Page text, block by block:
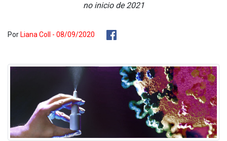
no ini­cio de 2021
Por Liana Coll - 08/09/2020